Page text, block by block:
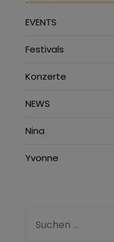
EVENTS
Festivals
Konzerte
NEWS
Nina
Yvonne